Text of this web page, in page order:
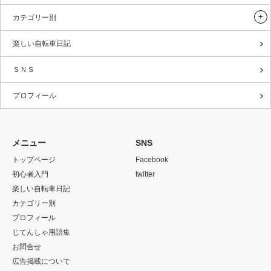
カテゴリー別
楽しい自転車日記
ＳＮＳ
プロフィール
メニュー
トップページ
初心者入門
楽しい自転車日記
カテゴリー別
プロフィール
じてんしゃ用語集
お問合せ
広告掲載について
SNS
Facebook
twitter